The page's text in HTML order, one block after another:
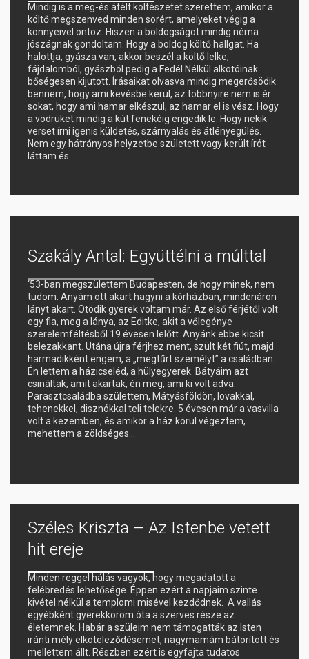
Mindig is a meg-és átélt költészetet szerettem, amikor a
költő megszenved minden sorért, amelyeket végig a
könnyeivel öntöz. Hiszen a boldogságot mindig néma
jószágnak gondoltam. Hogy a boldog költő hallgat. Ha
halottja, gyásza van, akkor beszél a költő lelke,
fájdalomból, gyászból pedig a Fedél Nélkül alkotóinak
bőségesen kijutott. Írásaikat olvasva mindig megerősödik
bennem, hogy ami kevésbe kerül, az többnyire nem is ér
sokat, hogy ami hamar elkészül, az hamar el is vész. Hogy
a vödrüket mindig a kút fenekéig engedik le. Hogy nekik
verset írni igenis küldetés, szárnyalás és átlényegülés.
Nem egy hátrányos helyzetbe született vagy került írót
láttam és…
Szakály Antal: Együttélni a múlttal
‘53-ban megszülettem Budapesten, de hogy minek, nem
tudom. Anyám ott akart hagyni a kórházban, mindenáron
lányt akart. Ötödik gyerek voltam már. Az első férjétől volt
egy fia, meg a lánya, az Editke, akit a vőlegénye
szerelemféltésből 19 évesen lelőtt. Anyánk ebbe kicsit
belezakkant. Utána újra férjhez ment, szült két fiút, majd
harmadikként engem, a „megtűrt személyt” a családban.
Én lettem a házicseléd, a hülyegyerek. Bátyáim azt
csináltak, amit akartak, én meg, ami ki volt adva.
Parasztcsaládba születtem, Mátyásföldön, lovakkal,
tehenekkel, disznókkal teli telekre. 5 évesen már a vasvilla
volt a kezemben, és amikor a ház körül végeztem,
mehettem a zöldséges…
Széles Kriszta – Az Istenbe vetett
hit ereje
Minden reggel hálás vagyok, hogy megadatott a
felébredés lehetősége. Éppen ezért a napjaim szinte
kivétel nélkül a templomi misével kezdődnek. A vallás
egyébként gyerekkorom óta a szerves része az
életemnek. Habár a szüleim nem támogatták az Isten
iránti mély elköteleződésemet, nagymamám bátorított és
mellettem állt. Részben ezért is egyfajta tudatos